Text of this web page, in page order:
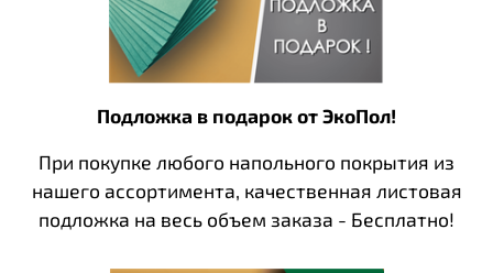
Подложка в подарок от ЭкоПол!
При покупке любого напольного покрытия из
нашего ассортимента, качественная листовая
подложка на весь объем заказа - Бесплатно!